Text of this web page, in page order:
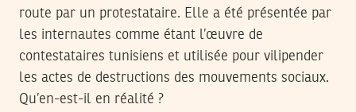
route par un protestataire. Elle a été présentée par
les internautes comme étant l’œuvre de
contestataires tunisiens et utilisée pour vilipender
les actes de destructions des mouvements sociaux.
Qu’en-est-il en réalité ?